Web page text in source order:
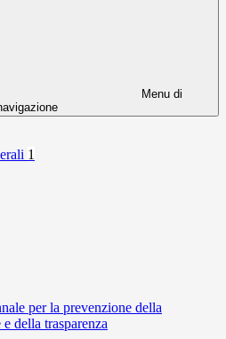
Menu di
1
per la prevenzione della
della trasparenza